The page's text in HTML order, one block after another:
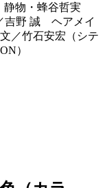
物・蜂谷哲実
吉野 誠 ヘアメイ
／竹石安宏（シテ
）